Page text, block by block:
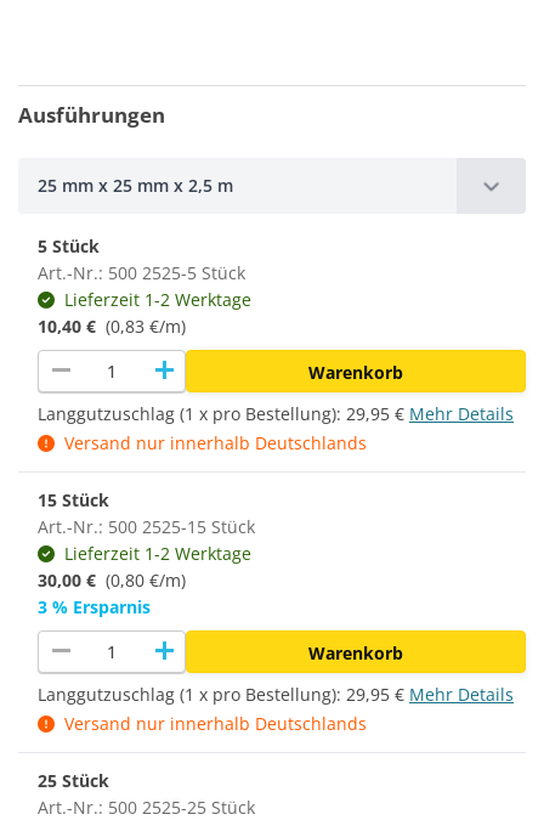
Ausführungen
25 mm x 25 mm x 2,5 m
5 Stück
Art.-Nr.: 500 2525-5 Stück
Lieferzeit 1-2 Werktage
10,40 € (0,83 €/m)
remove add
Warenkorb
Langgutzuschlag (1 x pro Bestellung): 29,95 € Mehr Details
Versand nur innerhalb Deutschlands
15 Stück
Art.-Nr.: 500 2525-15 Stück
Lieferzeit 1-2 Werktage
30,00 € (0,80 €/m)
3 % Ersparnis
remove add
Warenkorb
Langgutzuschlag (1 x pro Bestellung): 29,95 € Mehr Details
Versand nur innerhalb Deutschlands
25 Stück
Art.-Nr.: 500 2525-25 Stück